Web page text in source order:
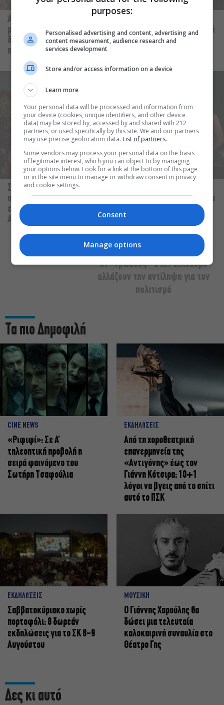
Αύγουστος στην Αθήνα: 5
μαγαζιά που κάνουν τις
διακοπές να μοιάζουν λίγο
πιο κοντά
“Παραξενιά” είναι η δύναμή
μας να μπορούμε να
Σαββατοκύριακο χωρίς
πορτοφόλι: 8 δωρεάν
εκδηλώσεις για το ΣΚ 8-9
Αυγούστου
Μάνου Θηραίου για 3ο χρόνο
Οι «Τρωάδες» στην Επίδαυρο
αλλάζουν την αντίληψη για τον
πολιτισμό
Τα πιο Δημοφιλή
CINE NEWS
«Ριφιφί»: Σε Α’
τηλεοπτική προβολή η
σειρά φαινόμενο του
Σωτήρη Τσαφούλια
ΕΚΔΗΛΩΣΕΙΣ
Από τη χοροθεατρική
επανερμηνεία της
«Αντιγόνης» έως τον
Γιάννη Κότσιρα: 10+1
λόγοι να βγεις από το σπίτι
αυτό το ΠΣΚ
ΕΚΔΗΛΩΣΕΙΣ
Σαββατοκύριακο χωρίς
πορτοφόλι: 8 δωρεάν
εκδηλώσεις για το ΣΚ 8-9
Αυγούστου
ΜΟΥΣΙΚΗ
Ο Γιάννης Χαρούλης θα
δώσει μια τελευταία
καλοκαιρινή συναυλία στο
Θέατρο Γης
Δες κι αυτό
purposes:
Personalised advertising and content, advertising and
content measurement, audience research and
services development
Store and/or access information on a device
Learn more
Your personal data will be processed and information from
your device (cookies, unique identifiers, and other device
data) may be stored by, accessed by and shared with 212
partners, or used specifically by this site. We and our partners
may use precise geolocation data. List of partners.
Some vendors may process your personal data on the basis
of legitimate interest, which you can object to by managing
your options below. Look for a link at the bottom of this page
or in the site menu to manage or withdraw consent in privacy
and cookie settings.
Consent
Manage options